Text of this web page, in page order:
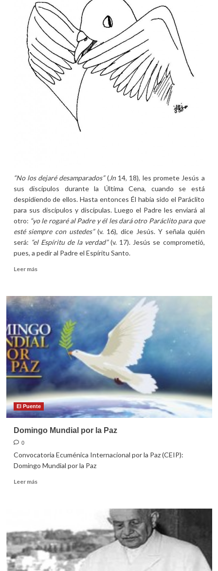
“No los dejaré desamparados”(Jn14, 18), les promete Jesús a
sus discípulos durante la Última Cena, cuando se está
despidiendo de ellos. Hasta entonces Él había sido el Paráclito
para sus discípulos y discípulas. Luego el Padre les enviará al
otro: “yo le rogaré al Padre y él les dará otro Paráclito para que
esté siempre con ustedes”(v. 16), dice Jesús. Y señala quién
será: “el Espíritu de la verdad”(v. 17). Jesús se comprometió,
pues, a pedir al Padre el Espíritu Santo.
Leer másLeer
Homilía
del
domingo
de
Pascua
2011
El Puente
Domingo Mundial por la Paz
0
Convocatoria Ecuménica Internacional por la Paz (CEIP):
Domingo Mundial por la Paz
Leer másLeer
la
Paz